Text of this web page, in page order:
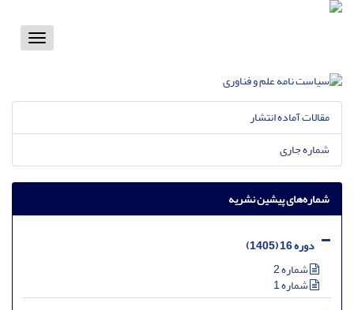
Toggle
مقالات آماده انتشار
شماره جاری
شماره‌های پیشین نشریه
دوره 16 (1405)
شماره 2
شماره 1